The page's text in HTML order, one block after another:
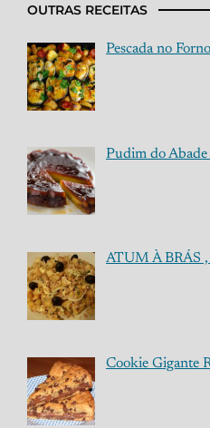
OUTRAS RECEITAS
Pescada no
Pudim do Abade
ATUM À BRÁS ,
Cookie Gigante